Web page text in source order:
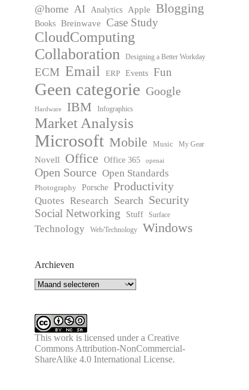
@home AI Analytics Apple Blogging
Books Breinwave Case Study
CloudComputing
Collaboration Designing a Better Workday
ECM Email ERP Events Fun
Geen categorie Google
Hardware IBM Infographics
Market Analysis
Microsoft Mobile Music My Gear
Novell Office Office 365 openai
Open Source Open Standards
Photography Porsche Productivity
Quotes Research Search Security
Social Networking Stuff Surface
Technology Web/Technology Windows
Archieven
Archieven
This work is licensed under aCreative
Commons Attribution-NonCommercial-
ShareAlike 4.0 International License.